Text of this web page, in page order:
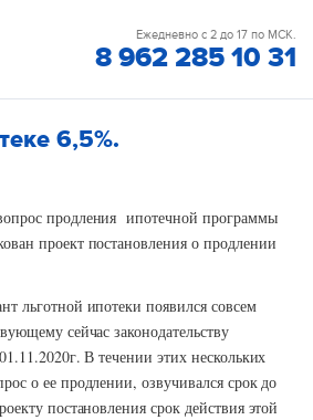
Ежедневно с 2 до 17 по МСК.
8 962 285 10 31
6,5%.
продления ипотечной программы
проект постановления о продлении
льготной ипотеки появился совсем
сейчас законодательству
В течении этих нескольких
о ее продлении, озвучивался срок до
постановления срок действия этой